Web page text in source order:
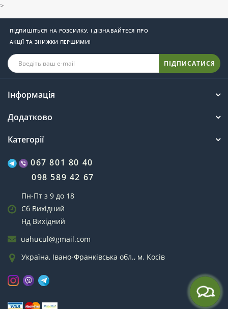
>
ПІДПИШІТЬСЯ НА РОЗСИЛКУ, І ДІЗНАВАЙТЕСЯ ПРО
АКЦІЇ ТА ЗНИЖКИ ПЕРШИМИ!
ПІДПИСАТИСЯ
Інформація
Додатково
Категорії
067 801 80 40
098 589 42 67
Пн-Пт з 9 до 18
Сб Вихідний
Нд Вихідний
uahucul@gmail.com
Україна, Івано-Франківська обл., м. Косів